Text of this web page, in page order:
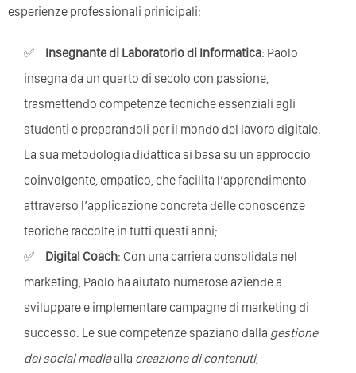
esperienze professionali prinicipali:
Insegnante di Laboratorio di Informatica: Paolo
insegna da un quarto di secolo con passione,
trasmettendo competenze tecniche essenziali agli
studenti e preparandoli per il mondo del lavoro digitale.
La sua metodologia didattica si basa su un approccio
coinvolgente, empatico, che facilita l’apprendimento
attraverso l’applicazione concreta delle conoscenze
teoriche raccolte in tutti questi anni;
Digital Coach: Con una carriera consolidata nel
marketing, Paolo ha aiutato numerose aziende a
sviluppare e implementare campagne di marketing di
successo. Le sue competenze spaziano dalla gestione
dei social mediaalla creazione di contenuti,